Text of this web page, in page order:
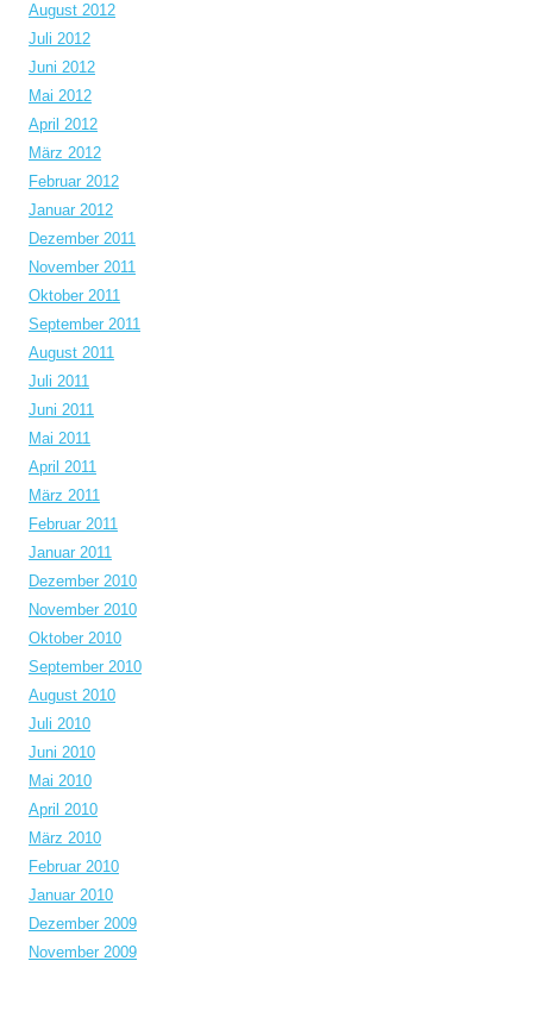
August 2012
Juli 2012
Juni 2012
Mai 2012
April 2012
März 2012
Februar 2012
Januar 2012
Dezember 2011
November 2011
Oktober 2011
September 2011
August 2011
Juli 2011
Juni 2011
Mai 2011
April 2011
März 2011
Februar 2011
Januar 2011
Dezember 2010
November 2010
Oktober 2010
September 2010
August 2010
Juli 2010
Juni 2010
Mai 2010
April 2010
März 2010
Februar 2010
Januar 2010
Dezember 2009
November 2009